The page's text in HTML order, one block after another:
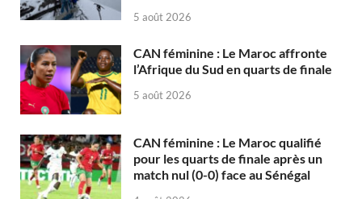
5 août 2026
CAN féminine : Le Maroc affronte
l’Afrique du Sud en quarts de finale
5 août 2026
CAN féminine : Le Maroc qualifié
pour les quarts de finale après un
match nul (0-0) face au Sénégal